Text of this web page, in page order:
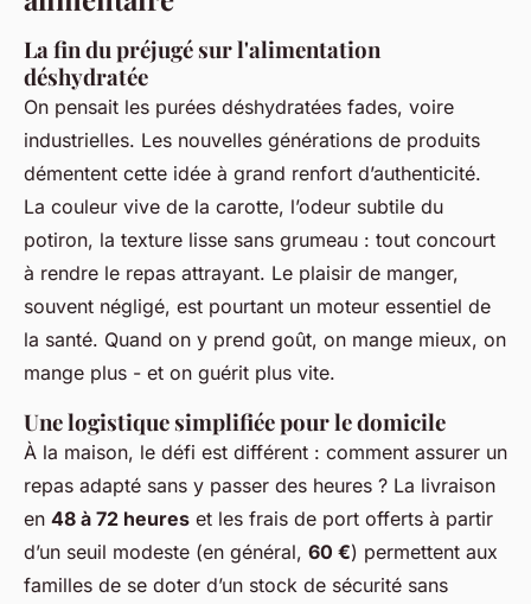
La fin du préjugé sur l'alimentation
déshydratée
On pensait les purées déshydratées fades, voire
industrielles. Les nouvelles générations de produits
démentent cette idée à grand renfort d’authenticité.
La couleur vive de la carotte, l’odeur subtile du
potiron, la texture lisse sans grumeau : tout concourt
à rendre le repas attrayant. Le plaisir de manger,
souvent négligé, est pourtant un moteur essentiel de
la santé. Quand on y prend goût, on mange mieux, on
mange plus - et on guérit plus vite.
Une logistique simplifiée pour le domicile
À la maison, le défi est différent : comment assurer un
repas adapté sans y passer des heures ? La livraison
en 48 à 72 heures et les frais de port offerts à partir
d’un seuil modeste (en général, 60 €) permettent aux
familles de se doter d’un stock de sécurité sans